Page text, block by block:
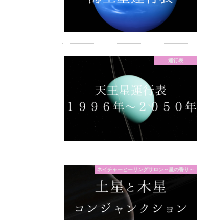
運行表
ネイチャーヒーリングサロン～星の香り～